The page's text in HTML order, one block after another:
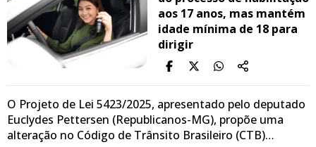
aos 17 anos, mas mantém
idade mínima de 18 para
dirigir
O Projeto de Lei 5423/2025, apresentado pelo deputado
Euclydes Pettersen (Republicanos-MG), propõe uma
alteração no Código de Trânsito Brasileiro (CTB)…